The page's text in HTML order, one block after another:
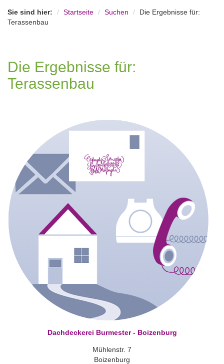
Sie sind hier: Startseite Suchen
Die Ergebnisse für:
Terassenbau
Die Ergebnisse für:
Terassenbau
Dachdeckerei Burmester - Boizenburg
Mühlenstr. 7
Boizenburg